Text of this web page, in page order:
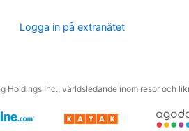
Logga in på extranätet
Holdings Inc., världsledande inom resor och